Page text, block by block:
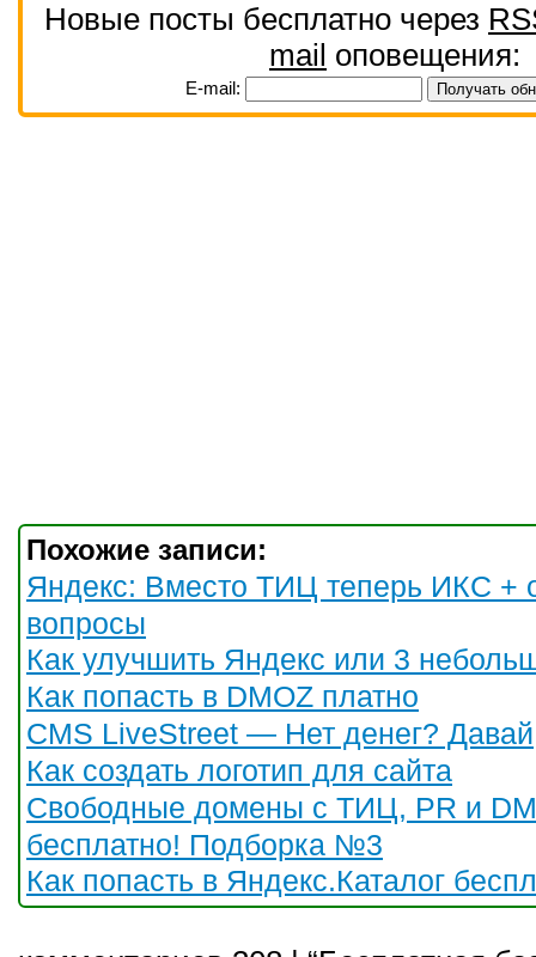
Новые посты бесплатно через
mail оповещения:
E-mail:
Похожие записи:
Яндекс: Вместо ТИЦ теперь ИКС +
вопросы
Как улучшить Яндекс или 3
Как попасть в DMOZ платно
CMS LiveStreet — Нет денег?
Как создать логотип для сайта
Свободные домены с ТИЦ, PR и
бесплатно! Подборка №3
Как попасть в Яндекс.Каталог